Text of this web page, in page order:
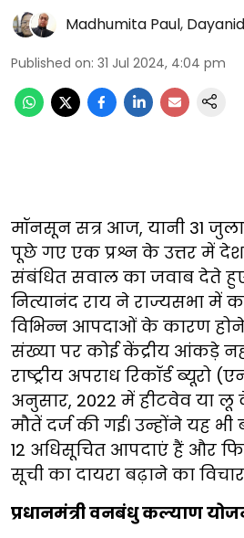
Madhumita Paul,
Published on: 31 Jul 2024, 4:04 pm
मॉनसून सत्र आज, यानी 31
पूछे गए एक प्रश्न के उत्तर में
संबंधित सवाल का जवाब देते हुए
नित्यानंद राय ने राज्यसभा में
विभिन्न आपदाओं के कारण होने
संख्या पर कोई केंद्रीय आंकड़े
राष्ट्रीय अपराध रिकॉर्ड ब्यूरो
अनुसार, 2022 में हीटवेव या
मौतें दर्ज की गई। उन्होंने यह
12 अधिसूचित आपदाएं हैं और
सूची का दायरा बढ़ाने का
प्रधानमंत्री वनबंधु कल्याण